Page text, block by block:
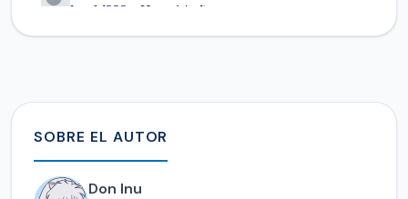
SOBRE EL AUTOR
Don Inu